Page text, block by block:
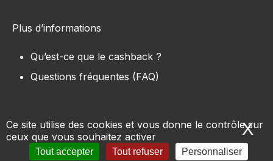
Ce site utilise des cookies et vous donne le contrôle sur
ceux que vous souhaitez activer
Tout accepter Tout refuser Personnaliser
X
Plus d’informations
Qu’est-ce que le cashback ?
Questions fréquentes (FAQ)
Tous les sites e-commerce-Marques-Produits-
Conditions d’utilisation-Mentions légales